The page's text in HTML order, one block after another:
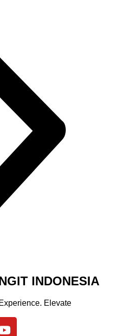
INDONESIA
Elevate